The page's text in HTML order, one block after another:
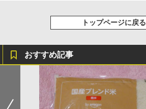
トップページに戻る
おすすめ記事